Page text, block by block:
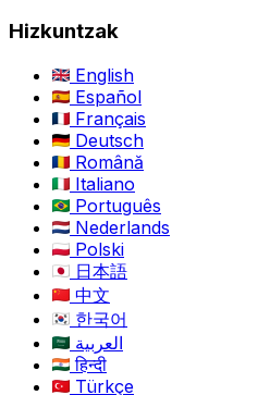
Hizkuntzak
English
Español
Français
Deutsch
Română
Italiano
Português
Nederlands
Polski
日本語
中文
한국어
العربية
हिन्दी
Türkçe